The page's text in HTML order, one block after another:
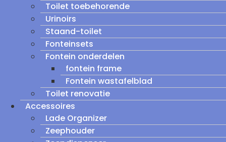
Toilet toebehorende
Urinoirs
Staand-toilet
Fonteinsets
Fontein onderdelen
fontein frame
Fontein wastafelblad
Toilet renovatie
Accessoires
Lade Organizer
Zeephouder